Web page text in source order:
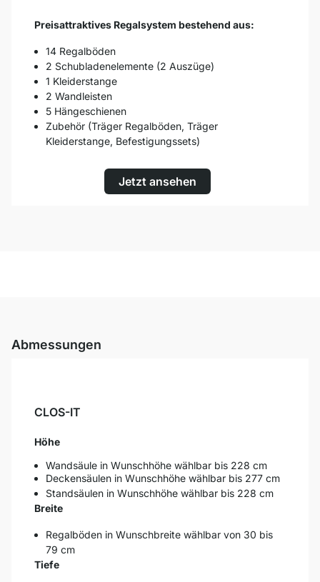
Preisattraktives Regalsystem bestehend aus:
14 Regalböden
2 Schubladenelemente (2 Auszüge)
1 Kleiderstange
2 Wandleisten
5 Hängeschienen
Zubehör (Träger Regalböden, Träger
Kleiderstange, Befestigungssets)
Jetzt ansehen
Abmessungen
CLOS-IT
Höhe
Wandsäule in Wunschhöhe wählbar bis 228 cm
Deckensäulen in Wunschhöhe wählbar bis 277 cm
Standsäulen in Wunschhöhe wählbar bis 228 cm
Breite
Regalböden in Wunschbreite wählbar von 30 bis
79 cm
Tiefe